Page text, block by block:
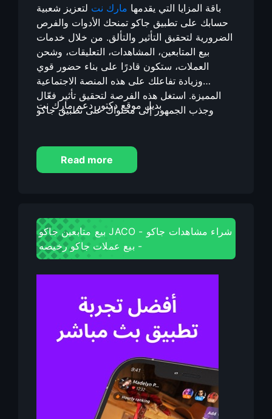
باقة المزايا التي يقدمها مارك نت لتعزيز شعبية
حسابك على تطبيق جاكو تمنحك الأدوات والفرص
الضرورية لتحقيق التأثير والتألق. من خلال خدمات
بيع المتابعين، المشاهدات، التعليقات، وشحن
العملات، ستكون قادرًا على بناء حضور قوي
وزيادة تفاعلك على هذه المنصة الاجتماعية
المميزة. استغل هذه الفرصة لتحقيق تأثير فعّال
وجذب الجمهور إلى محتواك على تطبيق جاكو
بديل موقع دكتور دعم مارك نت
Read more
بيع متابعين جاكو JACO - شراء مشاهدات جاكو
- بيع عملات جاكو رخيصه